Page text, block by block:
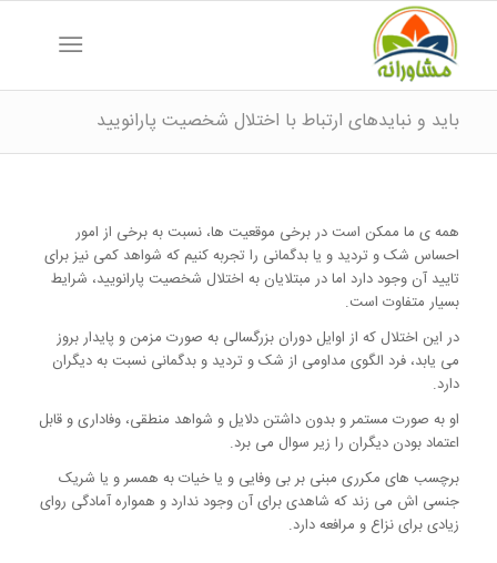
باید و نبایدهای ارتباط با اختلال شخصیت پارانویید
همه ی ما ممکن است در برخی موقعیت ها، نسبت به برخی از امور
احساس شک و تردید و یا بدگمانی را تجربه کنیم که شواهد کمی نیز برای
تایید آن وجود دارد اما در مبتلایان به اختلال شخصیت پارانویید، شرایط
بسیار متفاوت است.
در این اختلال که از اوایل دوران بزرگسالی به صورت مزمن و پایدار بروز
می یابد، فرد الگوی مداومی از شک و تردید و بدگمانی نسبت به دیگران
دارد.
او به صورت مستمر و بدون داشتن دلایل و شواهد منطقی، وفاداری و قابل
اعتماد بودن دیگران را زیر سوال می برد.
برچسب های مکرری مبنی بر بی وفایی و یا خیات به همسر و یا شریک
جنسی اش می زند که شاهدی برای آن وجود ندارد و همواره آمادگی روای
زیادی برای نزاع و مرافعه دارد.